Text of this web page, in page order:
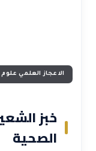
الاعجاز العلمي
خبز
الصحية